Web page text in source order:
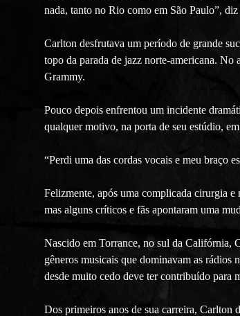
nada, tanto no Rio como em São Paulo”,
Carlton desfrutava um período de grande
topo da parada de jazz norte-americana.
Grammy.
Pouco depois enfrentou um incidente
qualquer motivo, na porta de seu estúdio,
“Perdi uma das cordas vocais e meu braço
Felizmente, após uma complicada cirurgia
mas alguns críticos e fãs apontaram uma
Nascido em Torrance, no sul da Califórnia,
gêneros musicais que dominavam as
desde muito cedo deve ter contribuído para
Dos primeiros anos de sua carreira, Carlton